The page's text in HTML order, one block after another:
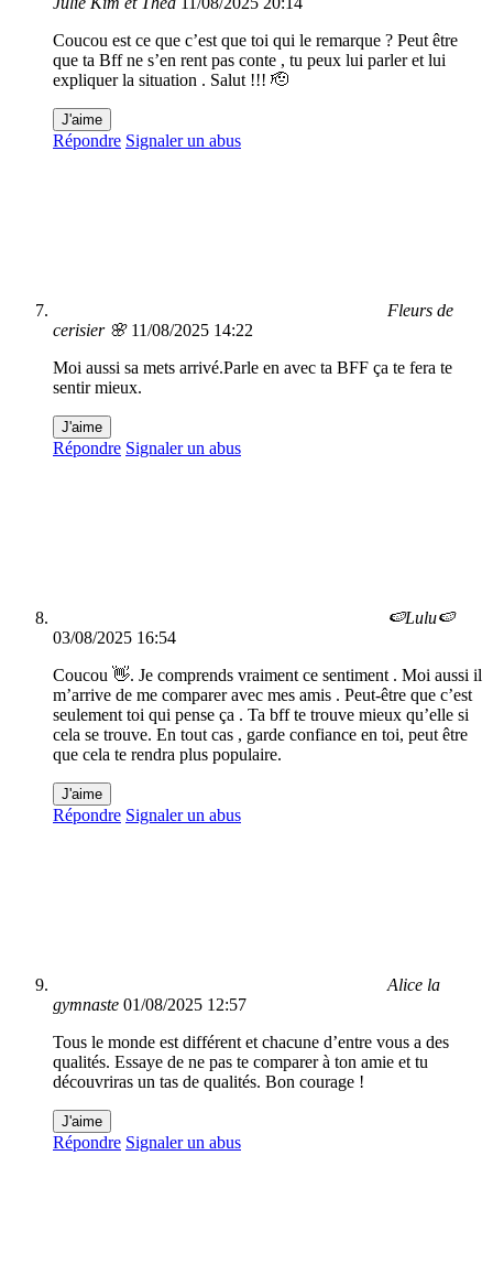
Coucou est ce que c’est que toi qui le remarque ? Peut être
que ta Bff ne s’en rent pas conte , tu peux lui parler et lui
expliquer la situation . Salut !!! 🫡
J'aime
Répondre Signaler un abus
Fleurs de
cerisier 🌸 11/08/2025 14:22
Moi aussi sa mets arrivé.Parle en avec ta BFF ça te fera te
sentir mieux.
J'aime
Répondre Signaler un abus
🍉Lulu🍉
03/08/2025 16:54
Coucou 👋. Je comprends vraiment ce sentiment . Moi aussi il
m’arrive de me comparer avec mes amis . Peut-être que c’est
seulement toi qui pense ça . Ta bff te trouve mieux qu’elle si
cela se trouve. En tout cas , garde confiance en toi, peut être
que cela te rendra plus populaire.
J'aime
Répondre Signaler un abus
Alice la
gymnaste 01/08/2025 12:57
Tous le monde est différent et chacune d’entre vous a des
qualités. Essaye de ne pas te comparer à ton amie et tu
découvriras un tas de qualités. Bon courage !
J'aime
Répondre Signaler un abus